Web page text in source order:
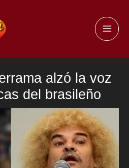
alzó la voz
del brasileño